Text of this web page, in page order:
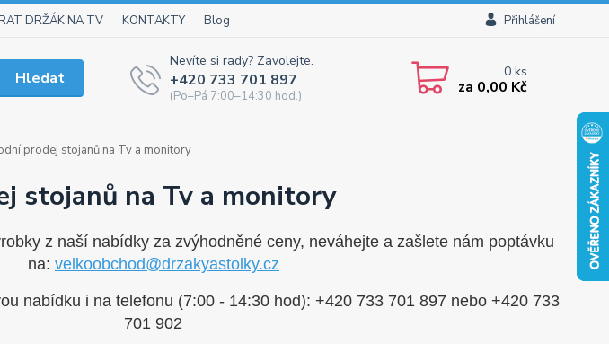
DRŽÁK NA TV KONTAKTY Blog Přihlášení
Hledat
Nevíte si rady? Zavolejte.
+420 733 701 897
(Po–Pá 7:00–14:30 hod.)
0ks
za 0,00 Kč
prodej stojanů na Tv a monitory
stojanů na Tv a monitory
z naší nabídky za zvýhodněné ceny, neváhejte a zašlete nám poptávku
na: velkoobchod@drzakyastolky.cz
nabídku i na telefonu (7:00 - 14:30 hod): +420 733 701 897 nebo +420 733
701 902